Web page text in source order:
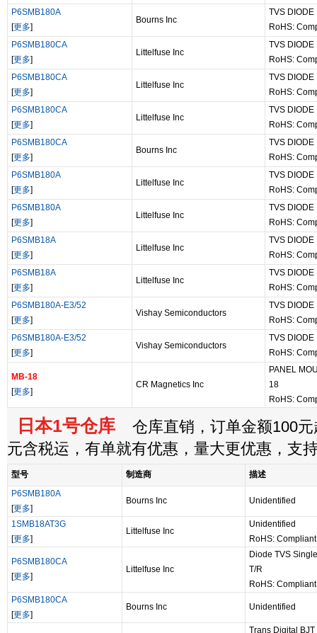
P6SMB180A
[更多]
Bourns Inc
TVS
RoHS:
P6SMB180CA
[更多]
Littelfuse Inc
TVS
RoHS:
P6SMB180CA
[更多]
Littelfuse Inc
TVS
RoHS:
P6SMB180CA
[更多]
Littelfuse Inc
TVS
RoHS:
P6SMB180CA
[更多]
Bourns Inc
TVS
RoHS:
P6SMB180A
[更多]
Littelfuse Inc
TVS
RoHS:
P6SMB180A
[更多]
Littelfuse Inc
TVS
RoHS:
P6SMB18A
[更多]
Littelfuse Inc
TVS
RoHS:
P6SMB18A
[更多]
Littelfuse Inc
TVS
RoHS:
P6SMB180A-E3/52
[更多]
Vishay Semiconductors
TVS
RoHS:
P6SMB180A-E3/52
[更多]
Vishay Semiconductors
TVS
RoHS:
MB-18
[更多]
CR Magnetics Inc
PANEL
18
RoHS:
日本1号仓库 仓库直销，订单金额100元
元含税运，有单就有优惠，量大更优惠，支
型号 制造商
描述
P6SMB180A
[更多]
Bourns Inc Unidentified
1SMB18AT3G
[更多]
Littelfuse Inc
Unidentified
RoHS:
P6SMB180CA
[更多]
Littelfuse Inc
Diode TVS
T/R
RoHS: Compliant
P6SMB180CA
[更多]
Bourns Inc Unidentified
Trans Digital